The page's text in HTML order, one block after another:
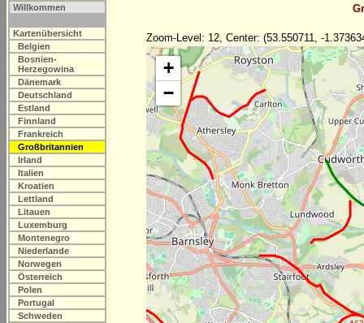
Willkommen
Kartenübersicht
Belgien
Bosnien-
Herzegowina
Dänemark
Deutschland
Estland
Finnland
Frankreich
Großbritannien
Irland
Italien
Kroatien
Lettland
Litauen
Luxemburg
Montenegro
Niederlande
Norwegen
Österreich
Polen
Portugal
Schweden
Zoom-Level: 12, Center: (53.550711, -
+
−